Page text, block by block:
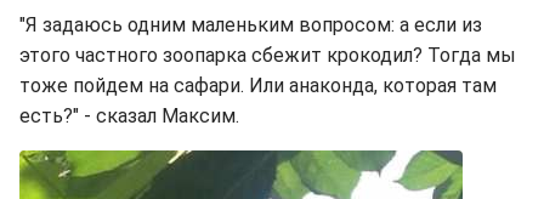
"Я задаюсь одним маленьким вопросом: а если из
этого частного зоопарка сбежит крокодил? Тогда мы
тоже пойдем на сафари. Или анаконда, которая там
есть?" - сказал Максим.